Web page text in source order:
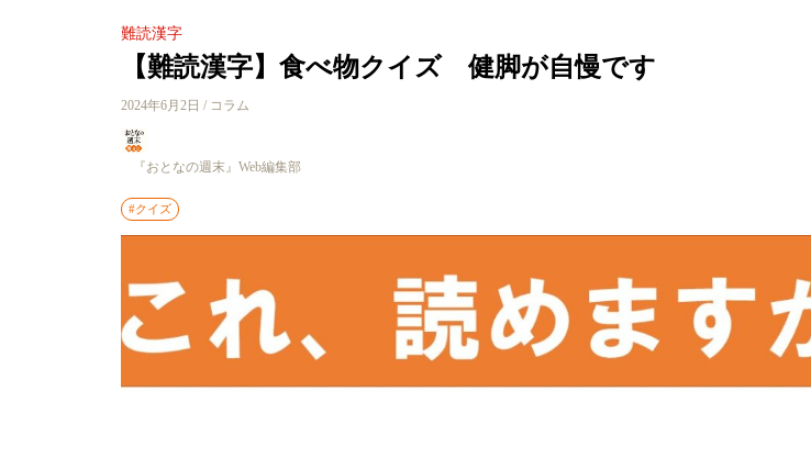
難読漢字
【難読漢字】食べ物クイズ 健脚が自慢です
2024年6月2日 / コラム
『おとなの週末』Web編集部
#クイズ